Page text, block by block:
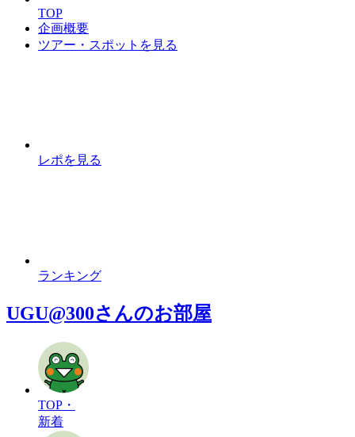
TOP
企画概要
ツアー・スポットを見る
レポを見る
ランキング
UGU@300さんのお部屋
TOP・
新着